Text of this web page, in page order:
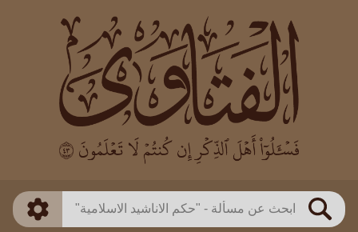
بحث
العالم
بن باز
بن العثيمين
اللجنة الدائمة
طريقة البحث
ذكي